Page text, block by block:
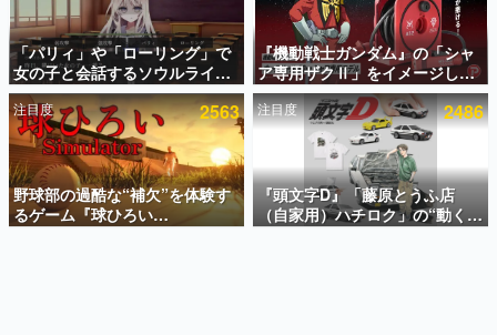
アプリセール情報
インタビュー
連載・特集一覧
殿堂入り記事
SNS拡散数が数千以上！ ページビュー数万以上！ などな
ど。多くの人々に読まれた、電ファミ渾身の“殿堂入り”記
事をまとめました。
「パリィ」や「ローリング」で
女の子と会話するソウルライク
恋愛ゲーム『小早川さんはソウ
ルライク』無料公開。返事に失
敗すると「YOU DIED」
『機動戦士ガンダム』の「シャ
ア専用ザクⅡ」をイメージした
散水ホースリールが予約開始。
本体にはシャアのパーソナルマ
ークやジオン公国軍のエンブレ
ム、型式番号などを配置
注目度 2563
野球部の過酷な“補欠”を体験す
るゲーム『球ひろい
Simulator』が「1件」のウィッ
注目度 2486
『頭文字D』「藤原とうふ店
（自家用）ハチロク」の“動くテ
ィッシュケース”が買えるポップ